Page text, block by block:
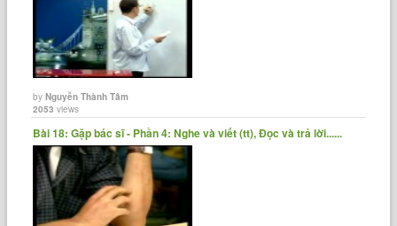
byNguyễn Thành Tâm
2053 views
Bài 18: Gặp bác sĩ - Phần 4: Nghe và viết (tt), Đọc và trả lời......